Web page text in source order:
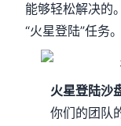
能够轻松解决的
“火星登陆”任务。
火星登陆沙盘
你们的团队的